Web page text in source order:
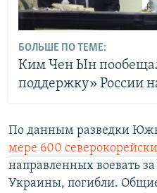
БОЛЬШЕ ПО ТЕМЕ:
Ким Чен Ын
поддержку» России
По данным разведки
мере 600
направленных воевать
Украины, погибли.